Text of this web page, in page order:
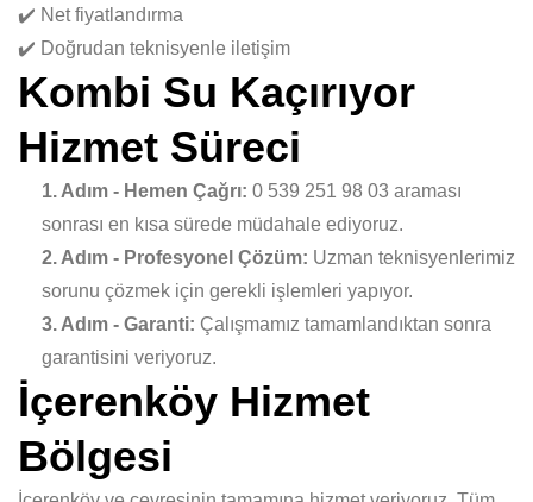
✔️ Net fiyatlandırma
✔️ Doğrudan teknisyenle iletişim
Kombi Su Kaçırıyor
Hizmet Süreci
1. Adım - Hemen Çağrı: 0 539 251 98 03 araması
sonrası en kısa sürede müdahale ediyoruz.
2. Adım - Profesyonel Çözüm: Uzman teknisyenlerimiz
sorunu çözmek için gerekli işlemleri yapıyor.
3. Adım - Garanti: Çalışmamız tamamlandıktan sonra
garantisini veriyoruz.
İçerenköy Hizmet
Bölgesi